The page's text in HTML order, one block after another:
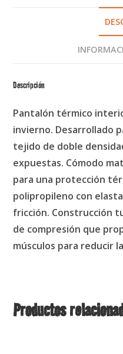
Descripción
Pantalón térmico
invierno. Desarrollado
tejido de doble
expuestas. Cómodo
para una protección
polipropileno con
fricción. Construcción
de compresión que
músculos para reducir
Productos